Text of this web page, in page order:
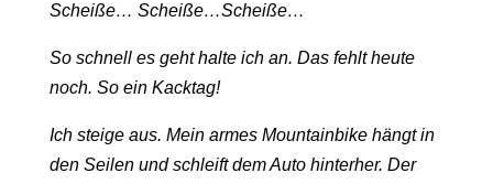
Scheiße… Scheiße…Scheiße…
So schnell es geht halte ich an. Das fehlt heute
noch. So ein Kacktag!
Ich steige aus. Mein armes Mountainbike hängt in
den Seilen und schleift dem Auto hinterher. Der